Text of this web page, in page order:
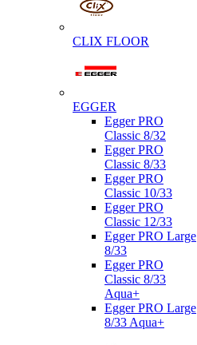
CLIX FLOOR
EGGER
Egger PRO
Classic 8/32
Egger PRO
Classic 8/33
Egger PRO
Classic 10/33
Egger PRO
Classic 12/33
Egger PRO Large
8/33
Egger PRO
Classic 8/33
Aqua+
Egger PRO Large
8/33 Aqua+